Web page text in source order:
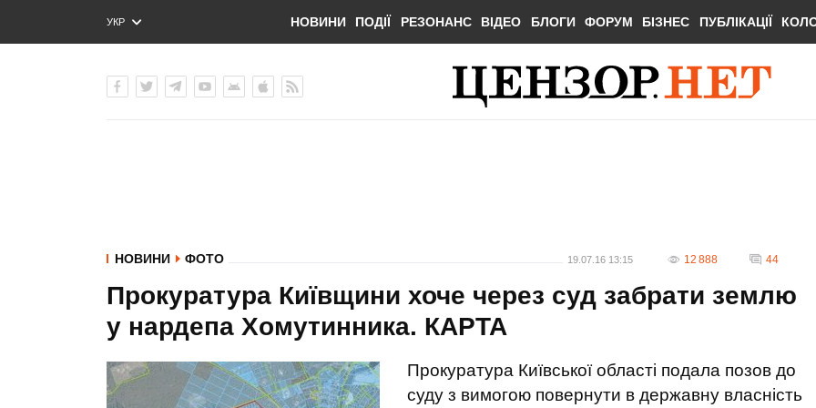
УКР
ENG
НОВИНИ ПОДІЇ РЕЗОНАНС ВІДЕО БЛОГИ ФОРУМ БІЗНЕС ПУБЛІКАЦІЇ
НОВИНИ ФОТО 19.07.16 13:15 12 888 44
Прокуратура Київщини хоче через суд забрати землю
у нардепа Хомутинника. КАРТА
Прокуратура Київської області подала позов до
суду з вимогою повернути в державну власність